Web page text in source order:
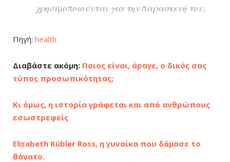
χρησιμοποιούνται για την παρασκευή του.
Πηγή: health
Διαβάστε ακόμη: Ποιος είναι, άραγε, ο δικός σας
τύπος προσωπικότητας;
Κι όμως, η ιστορία γράφεται και από ανθρώπους
εσωστρεφείς
Elisabeth Kübler Ross, η γυναίκα που δάμασε το
θάνατο.